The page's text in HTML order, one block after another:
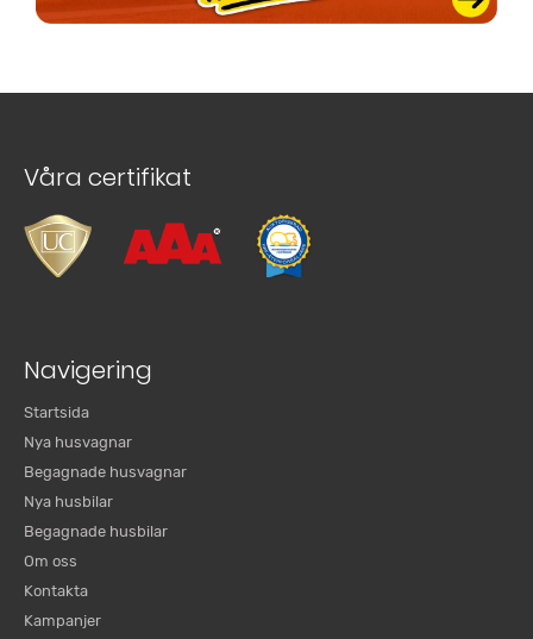
Våra certifikat
Navigering
Startsida
Nya husvagnar
Begagnade husvagnar
Nya husbilar
Begagnade husbilar
Om oss
Kontakta
Kampanjer